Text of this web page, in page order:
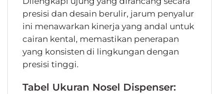
presisi dan desain berulir, jarum penyalur
ini menawarkan kinerja yang andal untuk
cairan kental, memastikan penerapan
yang konsisten di lingkungan dengan
presisi tinggi.
Tabel Ukuran Nosel Dispenser: